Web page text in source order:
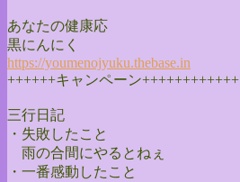
あなたの健康応
黒にんにく
https://youmenojyuku.thebase.in
++++++キャンペーン++++++++++++
三行日記
・失敗したこと
雨の合間にやるとねぇ
・一番感動したこと